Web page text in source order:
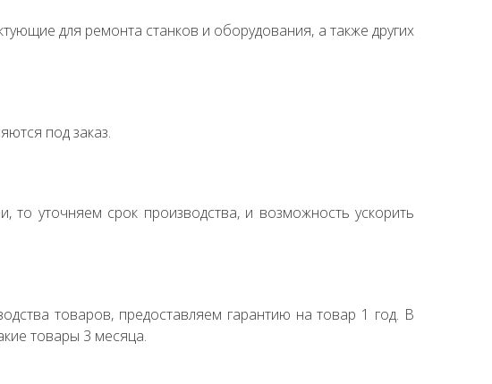
для ремонта станков и оборудования, а также других
под заказ.
то уточняем срок производства, и возможность ускорить
товаров, предоставляем гарантию на товар 1 год. В
товары 3 месяца.